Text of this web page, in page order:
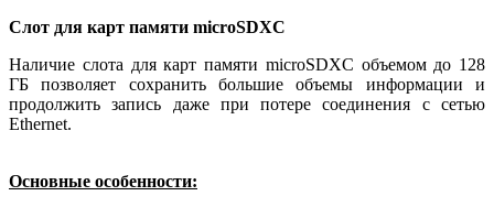
Слот для карт памяти microSDXC
Наличие слота для карт памяти microSDXC объемом до 128
ГБ позволяет сохранить большие объемы информации и
продолжить запись даже при потере соединения с сетью
Ethernet.
Основные особенности: